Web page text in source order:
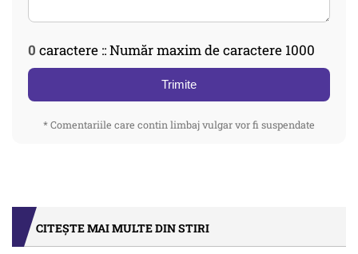
0 caractere :: Număr maxim de caractere 1000
Trimite
* Comentariile care contin limbaj vulgar vor fi suspendate
CITEȘTE MAI MULTE DIN STIRI